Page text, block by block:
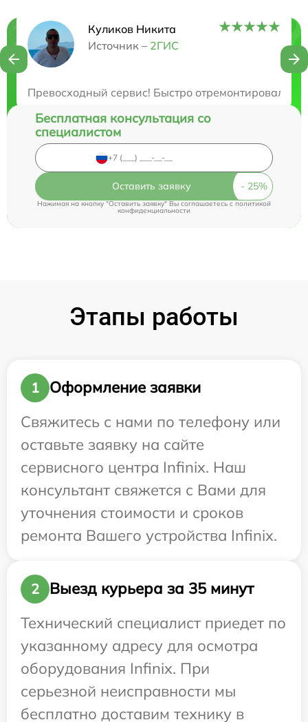
Куликов Никита
Источник – 2ГИС
Превосходный сервис! Быстро отремонтировали
Нужна консультация?
Бесплатная консультация со
специалистом
Оставить заявку
Нажимая на кнопку "Оставить заявку" Вы соглашаетесь cполитикой
конфиденциальности
Этапы работы
1
Оформление заявки
Свяжитесь с нами по телефону или
оставьте заявку на сайте
сервисного центра Infinix. Наш
консультант свяжется с Вами для
уточнения стоимости и сроков
ремонта Вашего устройства Infinix.
2
Выезд курьера за 35 минут
Технический специалист приедет по
указанному адресу для осмотра
оборудования Infinix. При
серьезной неисправности мы
бесплатно доставим технику в